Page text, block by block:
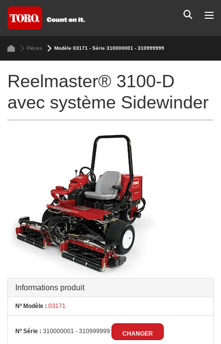
Pièces Modèle 03171 - Série 310000001 - 310999999
Reelmaster® 3100-D
avec système Sidewinder
Informations produit
Nº Modèle : 03171
Nº Série : 310000001 - 310999999 CHANGER